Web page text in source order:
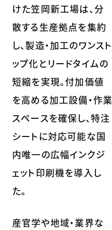
けた笠岡新工場は、分
散する生産拠点を集約
し、製造・加工のワンスト
ップ化とリードタイムの
短縮を実現。付加価値
を高める加工設備・作業
スペースを確保し、特注
シートに対応可能な国
内唯一の広幅インクジ
ェット印刷機を導入し
た。
産官学や地域・業界な